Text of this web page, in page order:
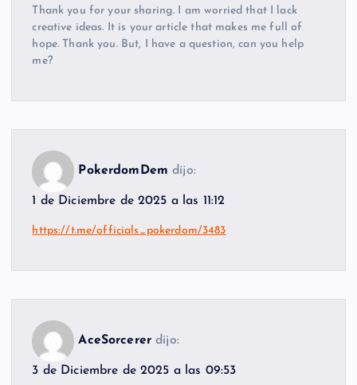
Thank you for your sharing. I am worried that I lack
creative ideas. It is your article that makes me full of
hope. Thank you. But, I have a question, can you help
me?
PokerdomDem dijo:
1 de Diciembre de 2025 a las 11:12
https://t.me/officials_pokerdom/3483
AceSorcerer dijo:
3 de Diciembre de 2025 a las 09:53